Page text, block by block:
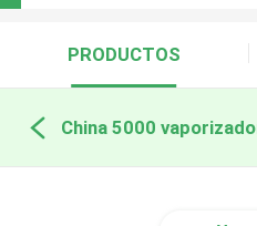
PRODUCTOS
China 5000